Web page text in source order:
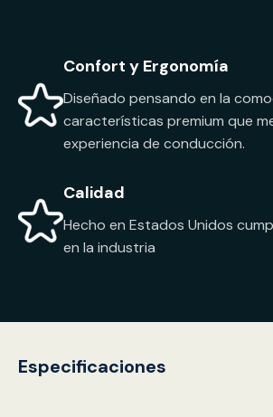
Confort y Ergonomía
Diseñado pensando en la
características premium que
experiencia de conducción.
Calidad
Hecho en Estados Unidos
en la industria
Especificaciones